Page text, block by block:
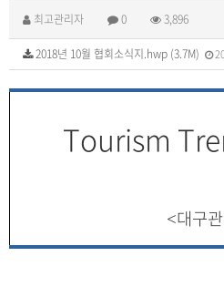
최고관리자 0 3,896
2018년 10월 협회소식지.hwp (3.7M)
Tourism
<대구